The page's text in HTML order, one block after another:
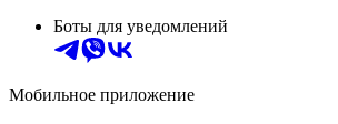
Боты для уведомлений
Мобильное приложение